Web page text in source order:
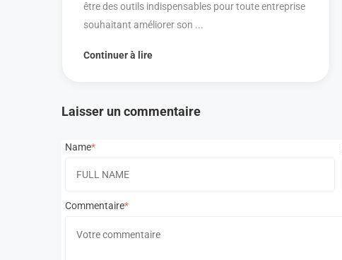
être des outils indispensables pour toute entreprise
souhaitant améliorer son ...
Continuer à lire
Laisser un commentaire
Name
Commentaire